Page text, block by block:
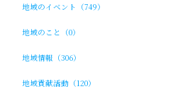
地域のイベント（749）
地域のこと（0）
地域情報（306）
地域貢献活動（120）